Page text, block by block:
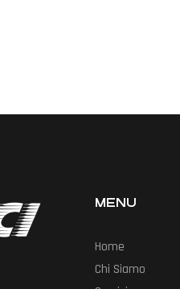
MENU
Home
Chi Siamo